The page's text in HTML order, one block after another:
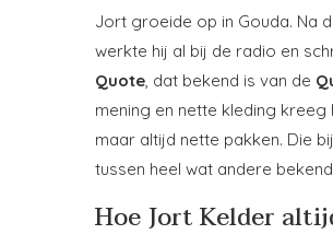
Jort groeide op in Gouda. Na
werkte hij al bij de radio en
Quote , dat bekend is van de
mening en nette kleding kreeg
maar altijd nette pakken. Die
tussen heel wat andere
Hoe Jort Kelder